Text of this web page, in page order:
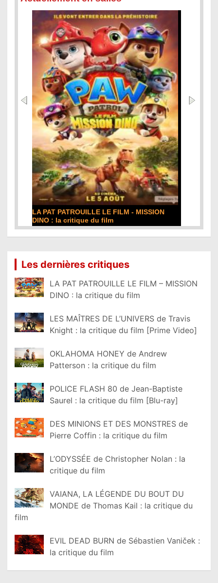
LA PAT PATROUILLE LE FILM - MISSION
DINO : la critique du film
Les dernières critiques
LA PAT PATROUILLE LE FILM – MISSION
DINO : la critique du film
LES MAÎTRES DE L’UNIVERS de Travis
Knight : la critique du film [Prime Video]
OKLAHOMA HONEY de Andrew
Patterson : la critique du film
POLICE FLASH 80 de Jean-Baptiste
Saurel : la critique du film [Blu-ray]
DES MINIONS ET DES MONSTRES de
Pierre Coffin : la critique du film
L’ODYSSÉE de Christopher Nolan : la
critique du film
VAIANA, LA LÉGENDE DU BOUT DU
MONDE de Thomas Kail : la critique du
film
EVIL DEAD BURN de Sébastien Vaniček :
la critique du film